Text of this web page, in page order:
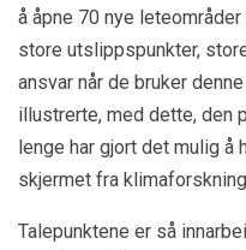
å åpne 70 nye
store utslippspunkter,
ansvar når de bruker
illustrerte, med dette, den
lenge har gjort det mulig
skjermet fra
Talepunktene er så